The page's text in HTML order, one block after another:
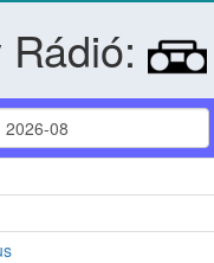
Rádió: